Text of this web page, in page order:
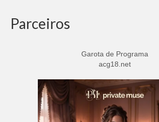
Parceiros
Garota de Programa
acg18.net